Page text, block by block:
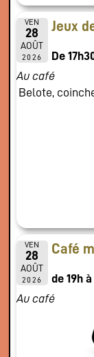
VEN
28
AOÛT
2026
Jeux
De
Au café
Belote,
VEN
28
AOÛT
2026
Café
de 19h à
Au café